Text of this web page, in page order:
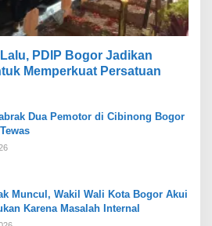
PDIP Bogor Jadikan
Memperkuat Persatuan
Dua Pemotor di Cibinong Bogor
Muncul, Wakil Wali Kota Bogor Akui
Karena Masalah Internal